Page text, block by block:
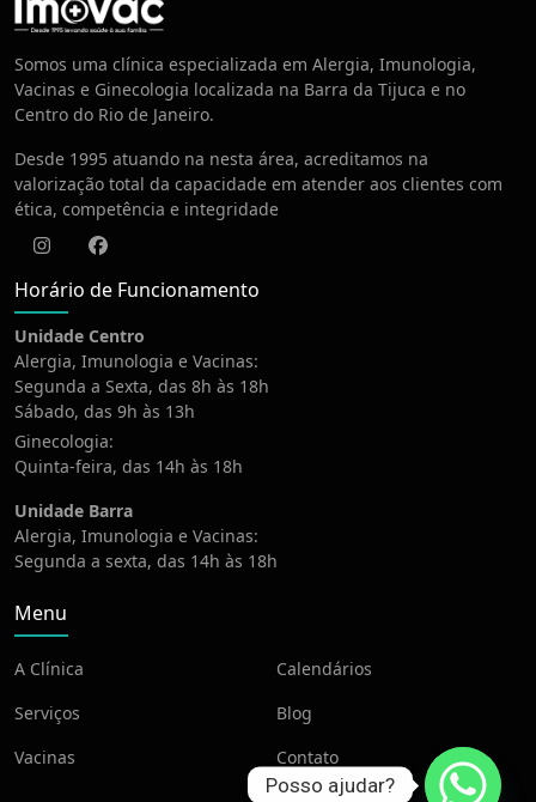
Centro de Vacinação
Somos uma clínica especializada em Alergia, Imunologia,
Vacinas e Ginecologia localizada na Barra da Tijuca e no
Centro do Rio de Janeiro.
Desde 1995 atuando na nesta área, acreditamos na
valorização total da capacidade em atender aos clientes com
ética, competência e integridade
InstagramFacebook
Horário de Funcionamento
Unidade Centro
Alergia, Imunologia e Vacinas:
Segunda a Sexta, das 8h às 18h
Sábado, das 9h às 13h
Ginecologia:
Quinta-feira, das 14h às 18h
Unidade Barra
Alergia, Imunologia e Vacinas:
Segunda a sexta, das 14h às 18h
Menu
A Clínica
Serviços
Vacinas
Calendários
Blog
Contato
Posso ajudar?